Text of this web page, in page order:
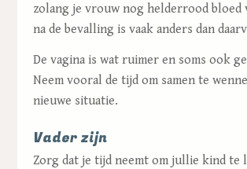
zolang je vrouw nog helderrood bloed
na de bevalling is vaak anders dan
De vagina is wat ruimer en soms ook
Neem vooral de tijd om samen te
nieuwe situatie.
Vader zijn
Zorg dat je tijd neemt om jullie kind te